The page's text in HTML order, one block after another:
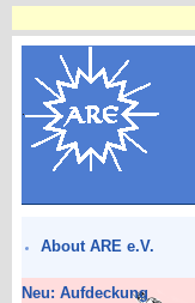
About ARE e.V.
Neu: Aufdeckung